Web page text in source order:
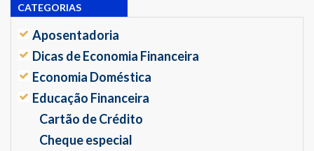
CATEGORIAS
Aposentadoria
Dicas de Economia Financeira
Economia Doméstica
Educação Financeira
Cartão de Crédito
Cheque especial